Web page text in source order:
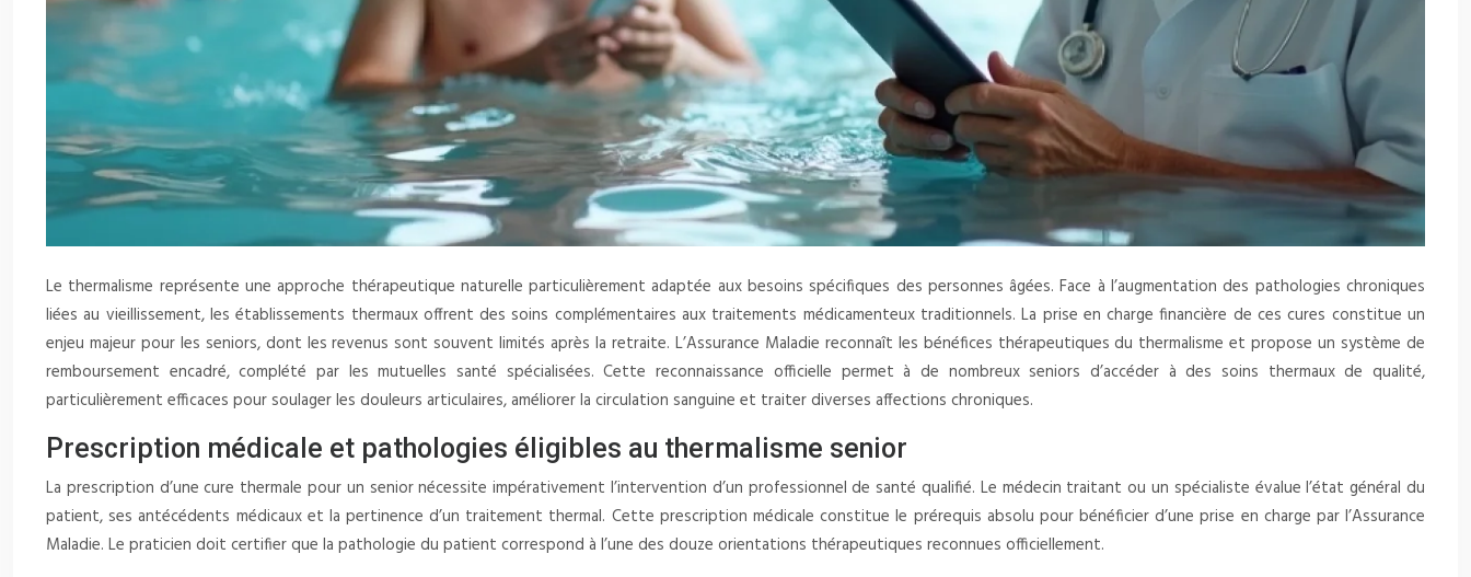
Le thermalisme représente une approche thérapeutique naturelle particulièrement adaptée aux besoins spécifiques des personnes âgées. Face à l’augmentation des pathologies chroniques
liées au vieillissement, les établissements thermaux offrent des soins complémentaires aux traitements médicamenteux traditionnels. La prise en charge financière de ces cures constitue un
enjeu majeur pour les seniors, dont les revenus sont souvent limités après la retraite. L’Assurance Maladie reconnaît les bénéfices thérapeutiques du thermalisme et propose un système de
remboursement encadré, complété par les mutuelles santé spécialisées. Cette reconnaissance officielle permet à de nombreux seniors d’accéder à des soins thermaux de qualité,
particulièrement efficaces pour soulager les douleurs articulaires, améliorer la circulation sanguine et traiter diverses affections chroniques.
Prescription médicale et pathologies éligibles au thermalisme senior
La prescription d’une cure thermale pour un senior nécessite impérativement l’intervention d’un professionnel de santé qualifié. Le médecin traitant ou un spécialiste évalue l’état général du
patient, ses antécédents médicaux et la pertinence d’un traitement thermal. Cette prescription médicale constitue le prérequis absolu pour bénéficier d’une prise en charge par l’Assurance
Maladie. Le praticien doit certifier que la pathologie du patient correspond à l’une des douze orientations thérapeutiques reconnues officiellement.